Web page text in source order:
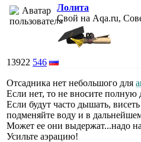
Лолита
Свой на Aqa.ru,
13922 546
Отсадника нет небольшого для
Если нет, то не вносите полную
Если будут часто дышать,
подменяйте воду и в
Может ее они выдержат...надо
Усильте аэрацию!